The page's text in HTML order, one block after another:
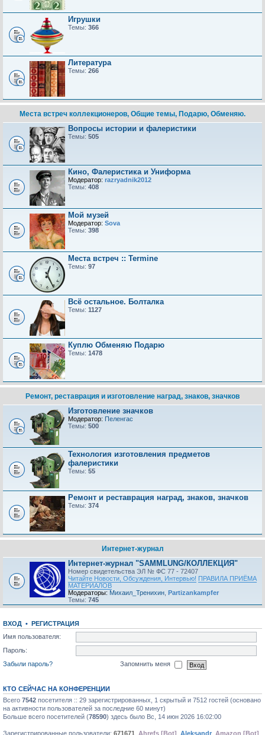
Игрушки
Темы: 366
Литература
Темы: 266
Места встреч коллекционеров, Общие темы, Подарю, Обменяю.
Вопросы истории и фалеристики
Темы: 505
Кино, Фалеристика и Униформа
Модератор: razryadnik2012
Темы: 408
Мой музей
Модератор: Sova
Темы: 398
Места встреч :: Termine
Темы: 97
Всё остальное. Болталка
Темы: 1127
Куплю Обменяю Подарю
Темы: 1478
Ремонт, реставрация и изготовление наград, знаков, значков
Изготовление значков
Модератор: Пеленгас
Темы: 500
Технология изготовления предметов
фалеристики
Темы: 55
Ремонт и реставрация наград, знаков, значков
Темы: 374
Интернет-журнал
Интернет-журнал "SAMMLUNG/КОЛЛЕКЦИЯ"
Номер свидетельства ЭЛ № ФС 77 - 72407
Читайте Новости, Обсуждения, Интервью! ПРАВИЛА ПРИЁМА
МАТЕРИАЛОВ
Модераторы: Михаил_Тренихин Partizankampfer
Темы: 745
ВХОД • РЕГИСТРАЦИЯ
Имя пользователя:
Пароль:
Забыли пароль?
Запомнить меня
КТО СЕЙЧАС НА КОНФЕРЕНЦИИ
Всего 7542 посетителя :: 29 зарегистрированных, 1 скрытый и 7512 гостей (основано
на активности пользователей за последние 60 минут)
Больше всего посетителей (78590) здесь было Вс, 14 июн 2026 16:02:00
Зарегистрированные пользователи: 671671 Ahrefs [Bot] Aleksandr Amazon [Bot]